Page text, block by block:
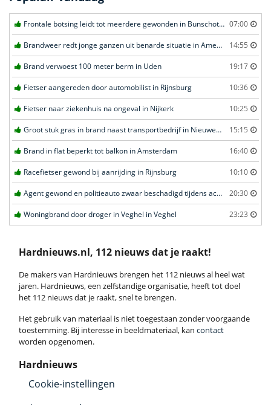
Frontale botsing leidt tot meerdere gewonden in Bunschoten-Spakenburg 07:00
Brandweer redt jonge ganzen uit benarde situatie in Amersfoort 14:55
Brand verwoest 100 meter berm in Uden 19:17
Fietser aangereden door automobilist in Rijnsburg 10:36
Fietser naar ziekenhuis na ongeval in Nijkerk 10:25
Groot stuk gras in brand naast transportbedrijf in Nieuwegein 15:15
Brand in flat beperkt tot balkon in Amsterdam 16:40
Racefietser gewond bij aanrijding in Rijnsburg 10:10
Agent gewond en politieauto zwaar beschadigd tijdens achtervolging in Uden 20:30
Woningbrand door droger in Veghel in Veghel 23:23
Hardnieuws.nl, 112 nieuws dat je raakt!
De makers van Hardnieuws brengen het 112 nieuws al heel wat
jaren. Hardnieuws, een zelfstandige organisatie, heeft tot doel
het 112 nieuws dat je raakt, snel te brengen.
Het gebruik van materiaal is niet toegestaan zonder voorgaande
toestemming. Bij interesse in beeldmateriaal, kan contact
worden opgenomen.
Hardnieuws
Cookie-instellingen